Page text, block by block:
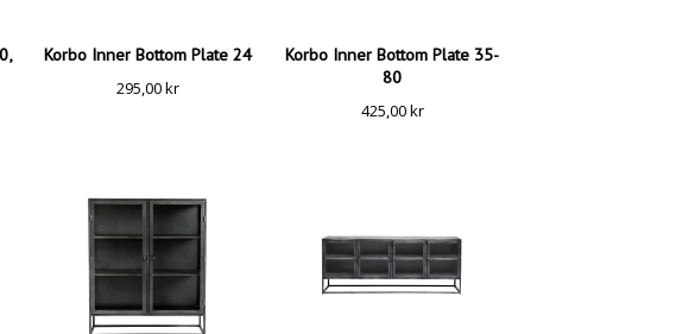
Korbo Inner Bottom Plate 24
295,00kr
Korbo Inner Bottom Plate 35-
80
425,00kr